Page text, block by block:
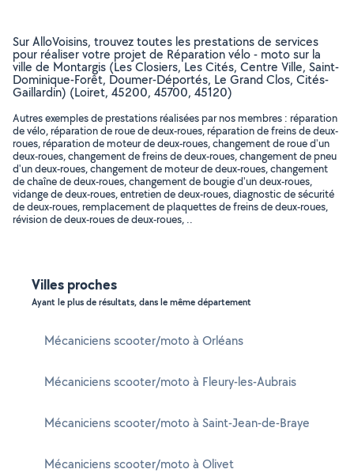
Sur AlloVoisins, trouvez toutes les prestations de services
pour réaliser votre projet de Réparation vélo - moto sur la
ville de Montargis (Les Closiers, Les Cités, Centre Ville, Saint-
Dominique-Forêt, Doumer-Déportés, Le Grand Clos, Cités-
Gaillardin) (Loiret, 45200, 45700, 45120)
Autres exemples de prestations réalisées par nos membres : réparation
de vélo, réparation de roue de deux-roues, réparation de freins de deux-
roues, réparation de moteur de deux-roues, changement de roue d'un
deux-roues, changement de freins de deux-roues, changement de pneu
d'un deux-roues, changement de moteur de deux-roues, changement
de chaîne de deux-roues, changement de bougie d'un deux-roues,
vidange de deux-roues, entretien de deux-roues, diagnostic de sécurité
de deux-roues, remplacement de plaquettes de freins de deux-roues,
révision de deux-roues de deux-roues, ..
Villes proches
Ayant le plus de résultats, dans le même département
Mécaniciens scooter/moto à Orléans
Mécaniciens scooter/moto à Fleury-les-Aubrais
Mécaniciens scooter/moto à Saint-Jean-de-Braye
Mécaniciens scooter/moto à Olivet